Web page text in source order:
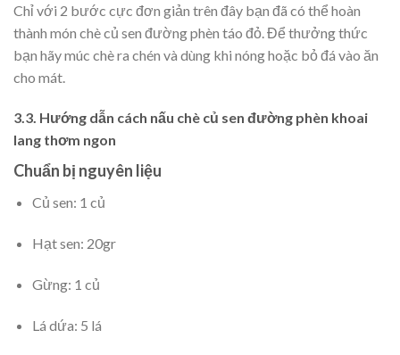
Chỉ với 2 bước cực đơn giản trên đây bạn đã có thể hoàn
thành món chè củ sen đường phèn táo đỏ. Để thưởng thức
bạn hãy múc chè ra chén và dùng khi nóng hoặc bỏ đá vào ăn
cho mát.
3.3. Hướng dẫn cách nấu chè củ sen đường phèn khoai
lang thơm ngon
Chuẩn bị nguyên liệu
Củ sen: 1 củ
Hạt sen: 20gr
Gừng: 1 củ
Lá dứa: 5 lá